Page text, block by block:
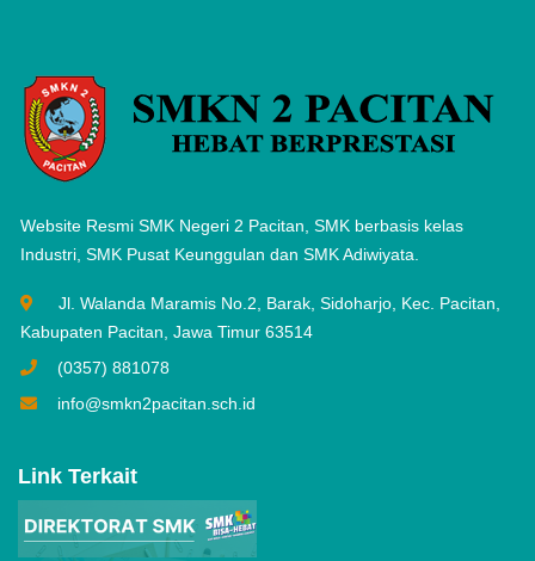
Website Resmi SMK Negeri 2 Pacitan, SMK berbasis kelas
Industri, SMK Pusat Keunggulan dan SMK Adiwiyata.
Jl. Walanda Maramis No.2, Barak, Sidoharjo, Kec. Pacitan,
Kabupaten Pacitan, Jawa Timur 63514
(0357) 881078
info@smkn2pacitan.sch.id
Link Terkait